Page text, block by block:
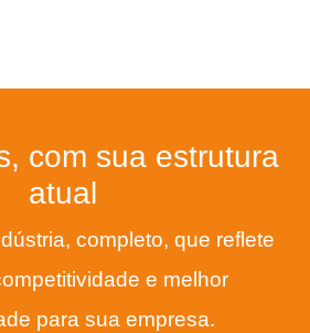
com sua estrutura
atual
completo, que reflete
e melhor
para sua empresa.